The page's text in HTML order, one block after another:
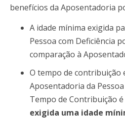
benefícios da Aposentadoria
A idade mínima exigida
Pessoa com Deficiência
comparação à
O tempo de contribuição
Aposentadoria da
Tempo de Contribuição é
exigida uma idade